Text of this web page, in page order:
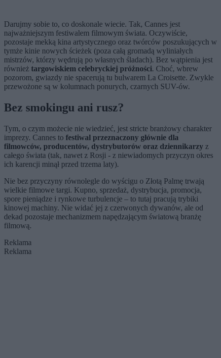
Darujmy sobie to, co doskonale wiecie. Tak, Cannes jest
najważniejszym festiwalem filmowym świata. Oczywiście,
pozostaje mekką kina artystycznego oraz twórców poszukujących w
tymże kinie nowych ścieżek (poza całą gromadą wyliniałych
mistrzów, którzy wędrują po własnych śladach). Bez wątpienia jest
również targowiskiem celebryckiej próżności. Choć, wbrew
pozorom, gwiazdy nie spacerują tu bulwarem La Croisette. Zwykle
przewożone są w kolumnach ponurych, czarnych SUV-ów.
Bez smokingu ani rusz?
Tym, o czym możecie nie wiedzieć, jest stricte branżowy charakter
imprezy. Cannes to festiwal przeznaczony głównie dla
filmowców, producentów, dystrybutorów oraz dziennikarzy z
całego świata (tak, nawet z Rosji - z niewiadomych przyczyn okres
ich karencji minął przed trzema laty).
Nie bez przyczyny równolegle do wyścigu o Złotą Palmę trwają
wielkie filmowe targi. Kupno, sprzedaż, dystrybucja, promocja,
spore pieniądze i rynkowe turbulencje – to tutaj pracują trybiki
kinowej machiny. Nie widać jej z czerwonych dywanów, ale od
dekad pozostaje mechanizmem napędzającym światową branżę
filmową.
Reklama
Reklama